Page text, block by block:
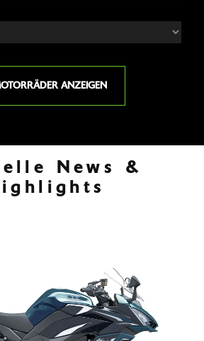
ANZEIGEN
News &